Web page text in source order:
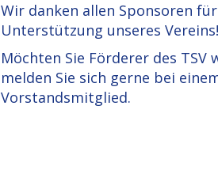
Wir danken allen Sponsoren
Unterstützung unseres Vereins!
Möchten Sie Förderer des TSV
melden Sie sich gerne bei
Vorstandsmitglied.